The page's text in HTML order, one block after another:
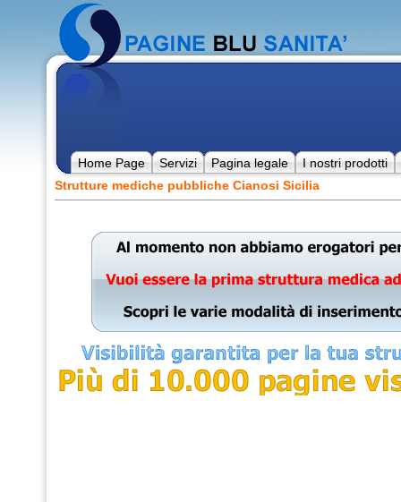
Home Page Servizi Pagina legale
I nostri prodotti
Strutture mediche pubbliche Cianosi Sicilia